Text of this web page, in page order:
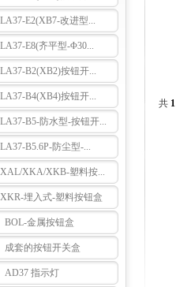
LA37-E2(XB7-改进型...
LA37-E8(齐平型-Φ30...
LA37-B2(XB2)按钮开...
LA37-B4(XB4)按钮开...
LA37-B5-防水型-按钮开...
LA37-B5.6P-防尘型-...
XAL/XKA/XKB-塑料按...
XKR-埋入式-塑料按钮盒
BOL-金属按钮盒
成套的按钮开关盒
AD37 指示灯
共 1